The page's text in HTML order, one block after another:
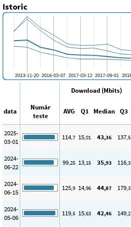
Istoric
Download (Mbits)
data
Număr
teste
AVG Q1 Median Q3
2025-
03-01
114,7 15,01 43,36 137,5
2024-
06-22
99,25 13,15 35,93 116,3
2024-
06-15
125,9 14,96 44,87 179,3
2024-
05-06
119,5 15,63 42,46 149,2